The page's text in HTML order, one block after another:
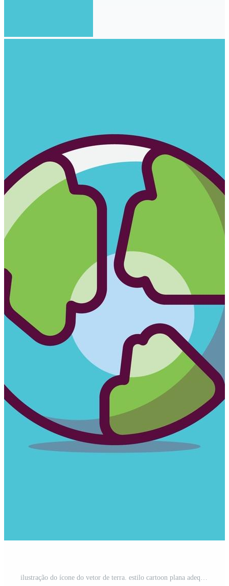
ilustração do ícone do vetor de terra. estilo cartoon plana adequado para página de destino da web, banner, adesivo, plano de fundo. Vetor Grátis